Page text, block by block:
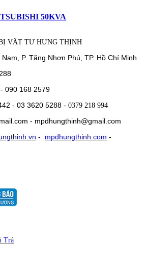
50KVA
VẬT TƯ HƯNG THỊNH
P. Tăng Nhơn Phú, TP. Hồ Chí Minh
090 168 2579
- 03 3620 5288 - 0379 218 994
- mpdhungthinh@gmail.com
- mpdhungthinh.com -
Trả